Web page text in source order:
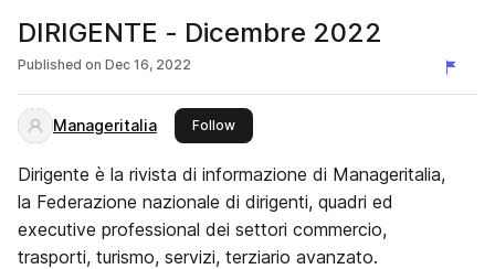
DIRIGENTE - Dicembre 2022
Published on Dec 16, 2022
Manageritalia Followthis publisher
Dirigente è la rivista di informazione di Manageritalia,
la Federazione nazionale di dirigenti, quadri ed
executive professional dei settori commercio,
trasporti, turismo, servizi, terziario avanzato.